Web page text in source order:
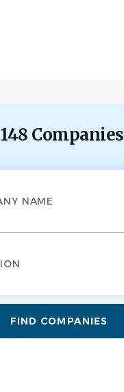
FIND COMPANIES
148 Companies